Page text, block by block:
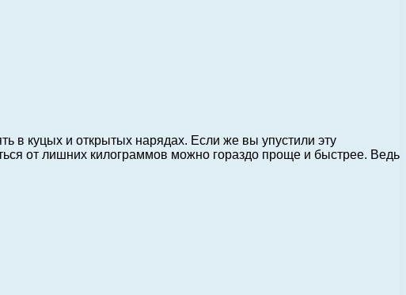
в куцых и открытых нарядах. Если же вы упустили эту
от лишних килограммов можно гораздо проще и быстрее. Ведь